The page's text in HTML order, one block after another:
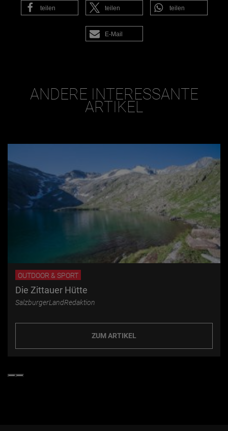
teilen teilen teilen
E-Mail
ANDERE INTERESSANTE
ARTIKEL
OUTDOOR & SPORT
Die Zittauer Hütte
SalzburgerLandRedaktion
ZUM ARTIKEL